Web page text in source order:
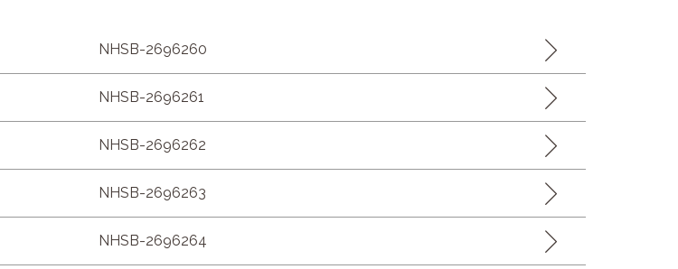
NHSB-2696260
NHSB-2696261
NHSB-2696262
NHSB-2696263
NHSB-2696264